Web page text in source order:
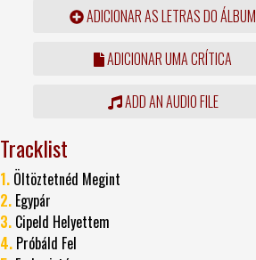
ADICIONAR AS LETRAS DO ÁLBUM
ADICIONAR UMA CRÍTICA
ADD AN AUDIO FILE
Tracklist
1. Öltöztetnéd Megint
2. Egypár
3. Cipeld Helyettem
4. Próbáld Fel